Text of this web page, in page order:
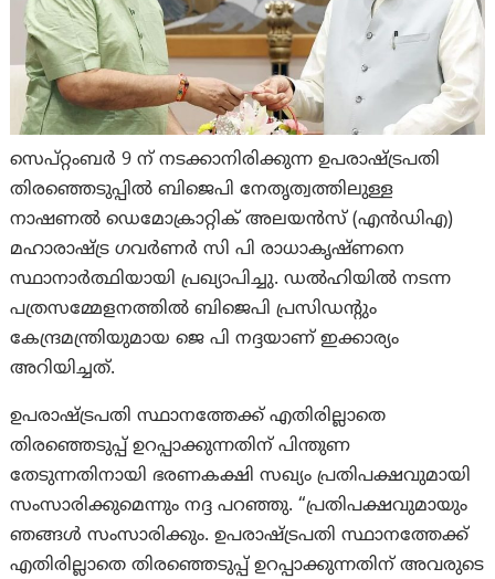
സെപ്റ്റംബർ 9 ന് നടക്കാനിരിക്കുന്ന ഉപരാഷ്ട്രപതി
തിരഞ്ഞെടുപ്പിൽ ബിജെപി നേതൃത്വത്തിലുള്ള
നാഷണൽ ഡെമോക്രാറ്റിക് അലയൻസ് (എൻ‌ഡി‌എ)
മഹാരാഷ്ട്ര ഗവർണർ സി പി രാധാകൃഷ്ണനെ
സ്ഥാനാർത്ഥിയായി പ്രഖ്യാപിച്ചു. ഡൽഹിയിൽ നടന്ന
പത്രസമ്മേളനത്തിൽ ബിജെപി പ്രസിഡന്റും
കേന്ദ്രമന്ത്രിയുമായ ജെ പി നദ്ദയാണ് ഇക്കാര്യം
അറിയിച്ചത്.
ഉപരാഷ്ട്രപതി സ്ഥാനത്തേക്ക് എതിരില്ലാതെ
തിരഞ്ഞെടുപ്പ് ഉറപ്പാക്കുന്നതിന് പിന്തുണ
തേടുന്നതിനായി ഭരണകക്ഷി സഖ്യം പ്രതിപക്ഷവുമായി
സംസാരിക്കുമെന്നും നദ്ദ പറഞ്ഞു. “പ്രതിപക്ഷവുമായും
ഞങ്ങൾ സംസാരിക്കും. ഉപരാഷ്ട്രപതി സ്ഥാനത്തേക്ക്
എതിരില്ലാതെ തിരഞ്ഞെടുപ്പ് ഉറപ്പാക്കുന്നതിന് അവരുടെ